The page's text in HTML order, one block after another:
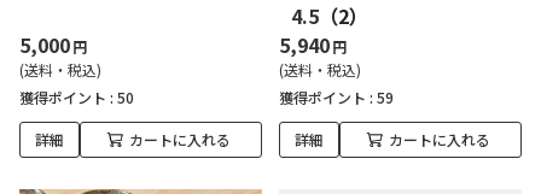
5,000円
(送料・税込)
獲得ポイント : 50
詳細 カートに入れる
4.5 （2）
5,940円
(送料・税込)
獲得ポイント : 59
詳細 カートに入れる